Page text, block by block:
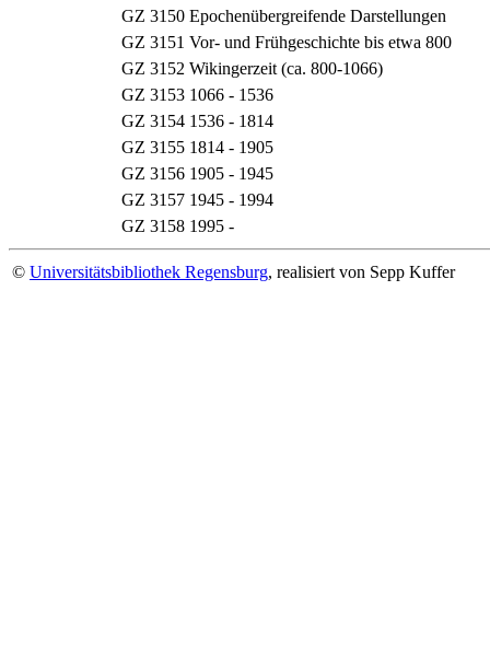
GZ 3150 Epochenübergreifende Darstellungen
GZ 3151 Vor- und Frühgeschichte bis etwa 800
GZ 3152 Wikingerzeit (ca. 800-1066)
GZ 3153 1066 - 1536
GZ 3154 1536 - 1814
GZ 3155 1814 - 1905
GZ 3156 1905 - 1945
GZ 3157 1945 - 1994
GZ 3158 1995 -
© Universitätsbibliothek Regensburg, realisiert von Sepp Kuffer